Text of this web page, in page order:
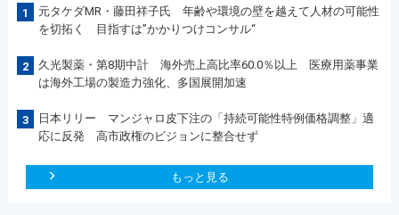
1
元タケダMR・藤田祥子氏 年齢や環境の壁を越えて人材の可能性
を切拓く 目指すは”かかりつけコンサル“
2
久光製薬・第8期中計 海外売上高比率60.0％以上 医療用薬事業
は海外工場の製造力強化、多国展開加速
3
日本リリー マンジャロ皮下注の「持続可能性特例価格調整」適
応に反発 高市政権のビジョンに整合せず
もっと見る